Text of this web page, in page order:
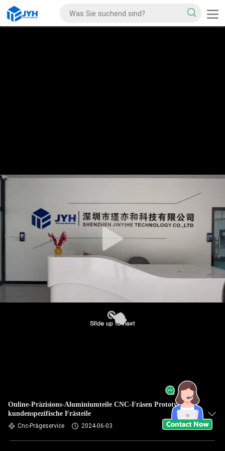
Online-Präzisions-Aluminiumteile CNC-Fräsen Prototypen
kundenspezifische Frästeile
Cnc-Prägeservice 2024-06-03